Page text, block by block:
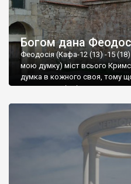
Богом дана
Феодосія (Кафа-12 (13) -15
мою думку) міст всього
думка в кожного своя, тому
запрошую відвідати це